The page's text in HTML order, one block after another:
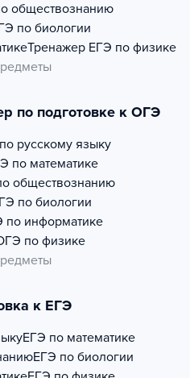
обществознанию
по биологии
Тренажер ЕГЭ по физике
по подготовке к ОГЭ
русскому языку
по математике
обществознанию
по биологии
по информатике
по физике
к ЕГЭ
ЕГЭ по математике
ЕГЭ по биологии